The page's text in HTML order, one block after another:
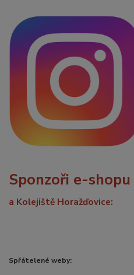
Sponzoři e-shopu
a Kolejiště Horažďovice:
Spřátelené weby: